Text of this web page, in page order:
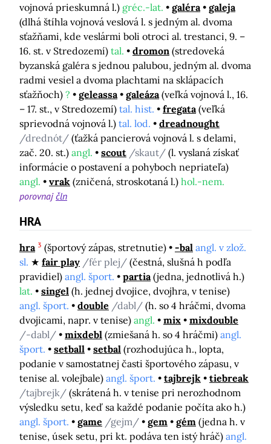
vojnová prieskumná l.) gréc.-lat. galéra
galeja
(dlhá štíhla vojnová veslová l. s jedným al. dvoma
sťažňami, kde veslármi boli otroci al. trestanci, 9. –
16. st. v Stredozemí) tal. dromon (stredoveká
byzanská galéra s jednou palubou, jedným al. dvoma
radmi vesiel a dvoma plachtami na sklápacích
sťažňoch) ? geleassa galeáza (veľká vojnová l., 16.
– 17. st., v Stredozemí) tal. hist. fregata (veľká
sprievodná vojnová l.) tal. lod.
dreadnought
/drednót/ (ťažká pancierová vojnová l. s delami,
zač. 20. st.) angl. scout /skaut/ (l. vyslaná získať
informácie o postavení a pohyboch nepriateľa)
angl.
vrak (zničená, stroskotaná l.) hol.-nem.
porovnajčln
HRA
hra 3 (športový zápas, stretnutie) -bal angl. v zlož.
sl.
fair play /fér plej/ (čestná, slušná h podľa
pravidiel) angl. šport. partia (jedna, jednotlivá h.)
lat.
singel (h. jednej dvojice, dvojhra, v tenise)
angl. šport.
double /dabl/ (h. so 4 hráčmi, dvoma
dvojicami, napr. v tenise) angl. mix
mixdouble
/-dabl/
mixdebl (zmiešaná h. so 4 hráčmi) angl.
šport.
setball setbal (rozhodujúca h., lopta,
podanie v samostatnej časti športového zápasu, v
tenise al. volejbale) angl. šport. tajbrejk
tiebreak
/tajbrejk/ (skrátená h. v tenise pri nerozhodnom
výsledku setu, keď sa každé podanie počíta ako h.)
angl. šport.
game /gejm/ gem gém (jedna h. v
tenise, úsek setu, pri kt. podáva ten istý hráč) angl.